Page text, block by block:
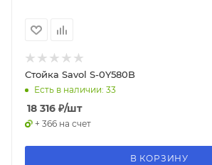
Стойка Savol S-0Y580B
Есть в наличии: 33
18 316 ₽/шт
+ 366 на счет
В КОРЗИНУ